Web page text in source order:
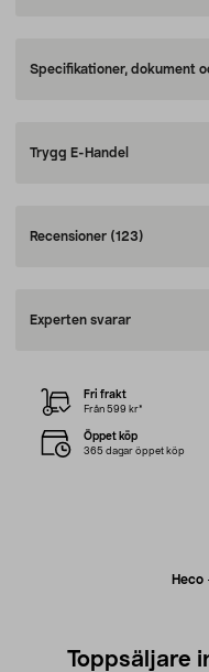
Specifikationer, dokument
Trygg E-Handel
Recensioner (123)
Experten svarar
Heco
Fri frakt
Från 599 kr*
Öppet köp
365 dagar öppet köp
Toppsäljare